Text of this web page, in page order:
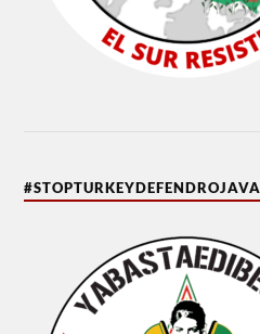
#STOPTURKEYDEFENDROJAVA